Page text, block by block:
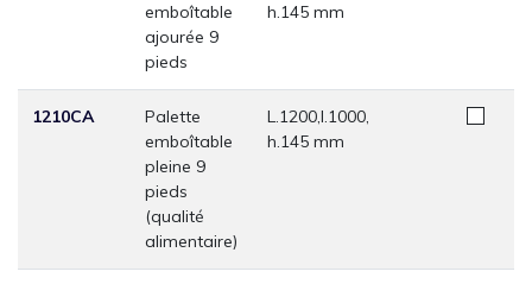
emboîtable
ajourée 9
pieds
h.145 mm
1210CA
Palette
emboîtable
pleine 9
pieds
(qualité
alimentaire)
L.1200,l.1000,
h.145 mm